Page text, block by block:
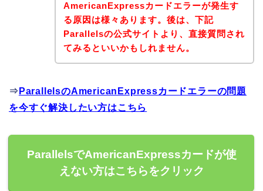
AmericanExpressカードエラーが発生す
る原因は様々あります。後は、下記
Parallelsの公式サイトより、直接質問され
てみるといいかもしれません。
⇒ ParallelsのAmericanExpressカードエラーの問題
を今すぐ解決したい方はこちら
ParallelsでAmericanExpressカードが使
えない方はこちらをクリック